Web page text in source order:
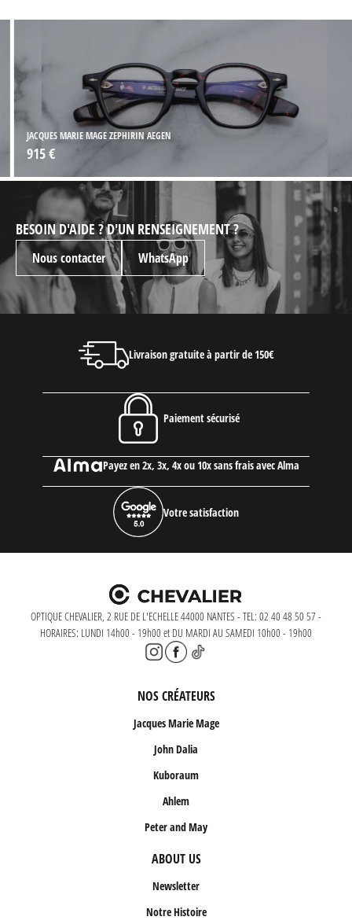
JACQUES MARIE MAGE ZEPHIRIN AEGEN
915 €
BESOIN D'AIDE ? D'UN RENSEIGNEMENT ?
Nous contacter WhatsApp
Livraison gratuite à partir de 150€
Paiement sécurisé
Payez en 2x, 3x, 4x ou 10x sans frais avec Alma
Votre satisfaction
OPTIQUE CHEVALIER, 2 RUE DE L'ECHELLE 44000 NANTES - TEL: 02 40 48 50 57 -
HORAIRES: LUNDI 14h00 - 19h00 et DU MARDI AU SAMEDI 10h00 - 19h00
NOS CRÉATEURS
Jacques Marie Mage
John Dalia
Kuboraum
Ahlem
Peter and May
ABOUT US
Newsletter
Notre Histoire